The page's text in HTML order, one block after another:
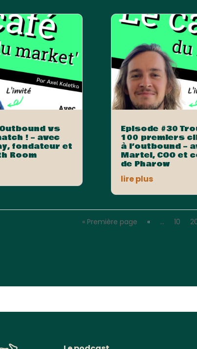
vs
! – avec
fondateur et
Room
Episode #30
100 premiers
à l’outbound –
Martel, COO et
de Pharow
lire plus
« Première page « … 10